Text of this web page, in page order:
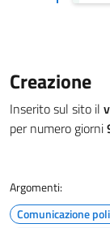
Creazione
Inserito sul sito il
per numero giorni
Argomenti:
Comunicazione